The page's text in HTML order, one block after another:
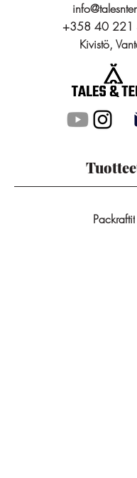
+358 40 221
Kivistö,
Packraftit